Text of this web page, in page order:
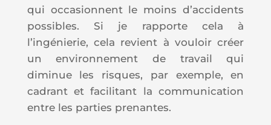
qui occasionnent le moins d’accidents
possibles. Si je rapporte cela à
l’ingénierie, cela revient à vouloir créer
un environnement de travail qui
diminue les risques, par exemple, en
cadrant et facilitant la communication
entre les parties prenantes.